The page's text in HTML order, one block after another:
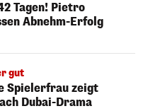
Tagen! Pietro
Abnehm-Erfolg
gut
Spielerfrau zeigt
Dubai-Drama